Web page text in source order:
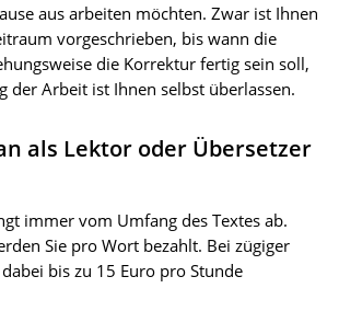
aus arbeiten möchten. Zwar ist Ihnen
vorgeschrieben, bis wann die
die Korrektur fertig sein soll,
der Arbeit ist Ihnen selbst überlassen.
als Lektor oder Übersetzer
immer vom Umfang des Textes ab.
Sie pro Wort bezahlt. Bei zügiger
bis zu 15 Euro pro Stunde